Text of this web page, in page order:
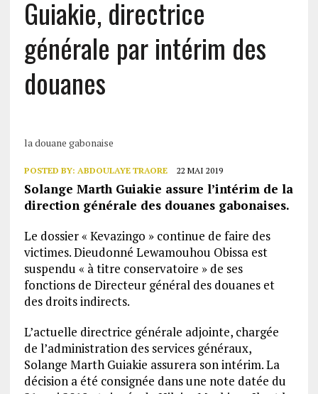
Guiakie, directrice
générale par intérim des
douanes
la douane gabonaise
POSTED BY: ABDOULAYE TRAORE 22 MAI 2019
Solange Marth Guiakie assure l’intérim de la
direction générale des douanes gabonaises.
Le dossier « Kevazingo » continue de faire des
victimes. Dieudonné Lewamouhou Obissa est
suspendu « à titre conservatoire » de ses
fonctions de Directeur général des douanes et
des droits indirects.
L’actuelle directrice générale adjointe, chargée
de l’administration des services généraux,
Solange Marth Guiakie assurera son intérim. La
décision a été consignée dans une note datée du